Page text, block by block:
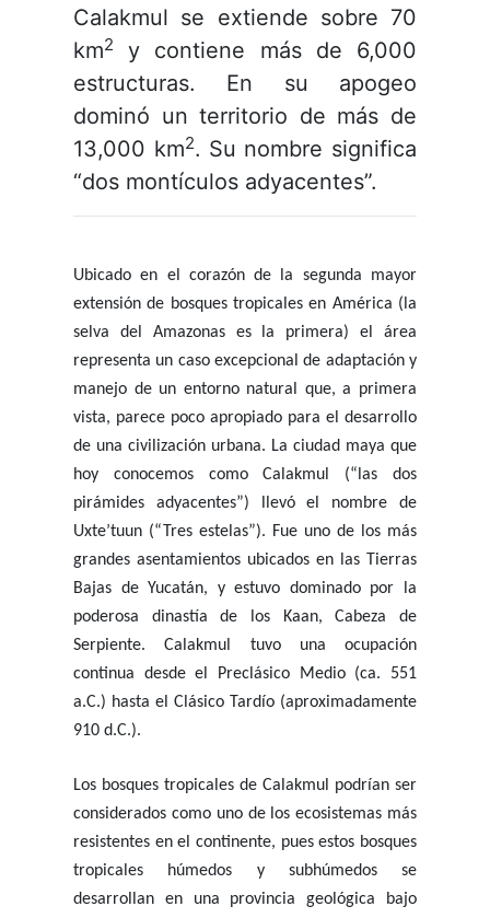
Calakmul se extiende sobre 70
km2
y contiene más de 6,000
estructuras. En su apogeo
dominó un territorio de más de
13,000 km2. Su nombre significa
“dos montículos adyacentes”.
Ubicado en el corazón de la segunda mayor
extensión de bosques tropicales en América (la
selva del Amazonas es la primera) el área
representa un caso excepcional de adaptación y
manejo de un entorno natural que, a primera
vista, parece poco apropiado para el desarrollo
de una civilización urbana. La ciudad maya que
hoy conocemos como Calakmul (“las dos
pirámides adyacentes”) llevó el nombre de
Uxte’tuun (“Tres estelas”). Fue uno de los más
grandes asentamientos ubicados en las Tierras
Bajas de Yucatán, y estuvo dominado por la
poderosa dinastía de los Kaan, Cabeza de
Serpiente. Calakmul tuvo una ocupación
continua desde el Preclásico Medio (ca. 551
a.C.) hasta el Clásico Tardío (aproximadamente
910 d.C.).
Los bosques tropicales de Calakmul podrían ser
considerados como uno de los ecosistemas más
resistentes en el continente, pues estos bosques
tropicales húmedos y subhúmedos se
desarrollan en una provincia geológica bajo